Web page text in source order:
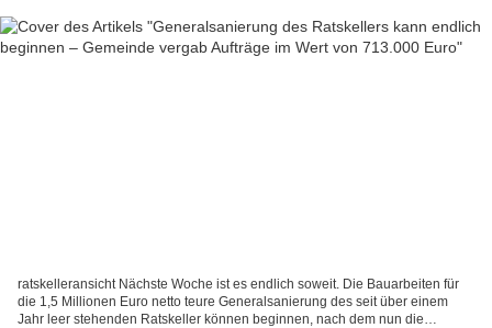
ratskelleransicht Nächste Woche ist es endlich soweit. Die Bauarbeiten für
die 1,5 Millionen Euro netto teure Generalsanierung des seit über einem
Jahr leer stehenden Ratskeller können beginnen, nach dem nun die